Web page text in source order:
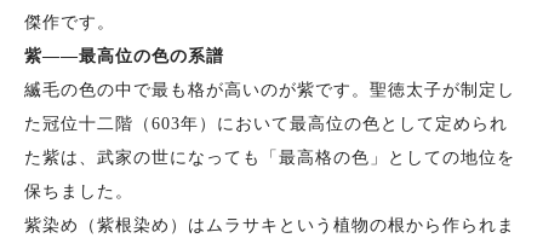
傑作です。
紫——最高位の色の系譜
縅毛の色の中で最も格が高いのが紫です。聖徳太子が制定し
た冠位十二階（603年）において最高位の色として定められ
た紫は、武家の世になっても「最高格の色」としての地位を
保ちました。
紫染め（紫根染め）はムラサキという植物の根から作られま